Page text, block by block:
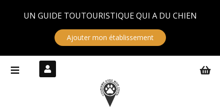
UN GUIDE TOUTOURISTIQUE QUI A DU CHIEN
Ajouter mon établissement